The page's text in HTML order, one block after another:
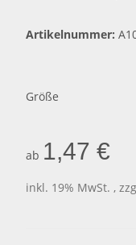
Artikelnummer:
Größe
ab 1,47 €
inkl. 19% MwSt. ,